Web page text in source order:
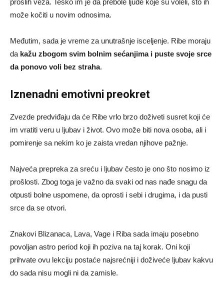
prošlih veza. Teško im je da prebole ljude koje su voleli, što ih
može kočiti u novim odnosima.
Međutim, sada je vreme za unutrašnje isceljenje. Ribe moraju
da kažu zbogom svim bolnim sećanjima i puste svoje srce
da ponovo voli bez straha.
Iznenadni emotivni preokret
Zvezde predviđaju da će Ribe vrlo brzo doživeti susret koji će
im vratiti veru u ljubav i život. Ovo može biti nova osoba, ali i
pomirenje sa nekim ko je zaista vredan njihove pažnje.
Najveća prepreka za sreću i ljubav često je ono što nosimo iz
prošlosti. Zbog toga je važno da svaki od nas nađe snagu da
otpusti bolne uspomene, da oprosti i sebi i drugima, i da pusti
srce da se otvori.
Znakovi Blizanaca, Lava, Vage i Riba sada imaju posebno
povoljan astro period koji ih poziva na taj korak. Oni koji
prihvate ovu lekciju postaće najsrećniji i doživeće ljubav kakvu
do sada nisu mogli ni da zamisle.